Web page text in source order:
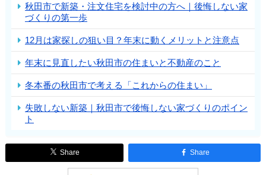
秋田市で新築・注文住宅を検討中の方へ｜後悔しない家
づくりの第一歩
12月は家探しの狙い目？年末に動くメリットと注意点
年末に見直したい秋田市の住まいと不動産のこと
冬本番の秋田市で考える「これからの住まい」
失敗しない新築｜秋田市で後悔しない家づくりのポイン
ト
Share Share